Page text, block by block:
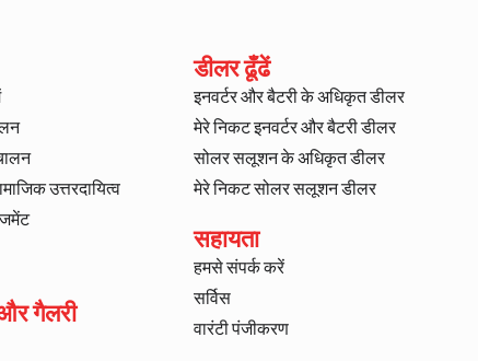
उत्तरदायित्व
गैलरी
डीलर ढूँढें
इनवर्टर और बैटरी के अधिकृत डीलर
मेरे निकट इनवर्टर और बैटरी डीलर
सोलर सलूशन के अधिकृत डीलर
मेरे निकट सोलर सलूशन डीलर
सहायता
हमसे संपर्क करें
सर्विस
वारंटी पंजीकरण